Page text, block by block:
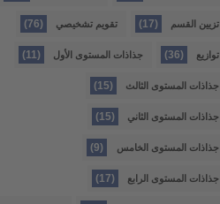
تزيين القسم (17) تقويم تشخيصي (76)
توازيع (36) جذاذات المستوى الأول (11)
جذاذات المستوى الثالث (15)
جذاذات المستوى الثاني (15)
جذاذات المستوى الخامس (9)
جذاذات المستوى الرابع (17)